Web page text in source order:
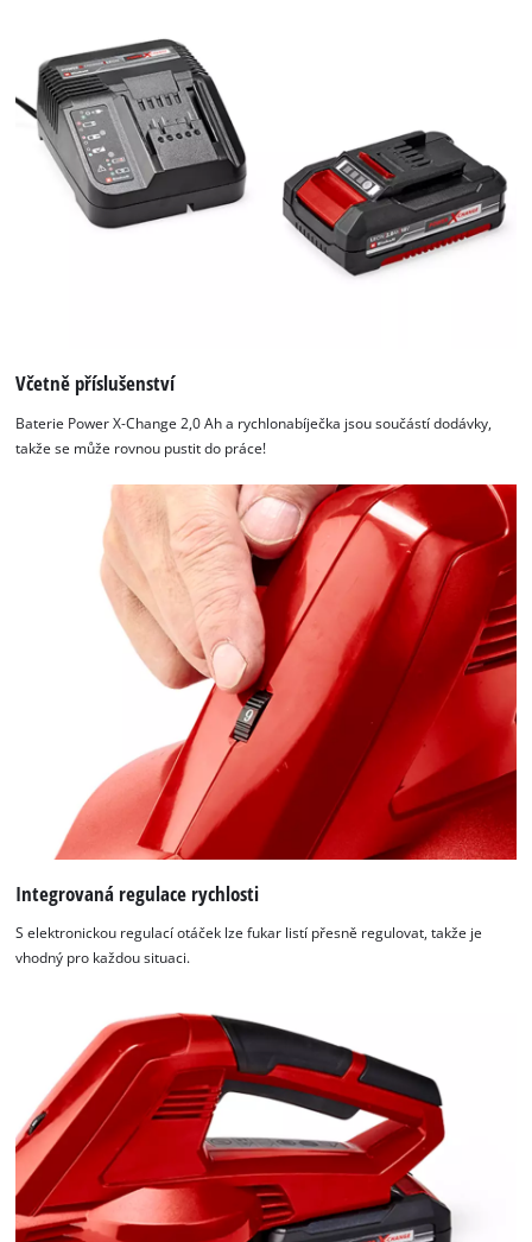
Včetně příslušenství
Baterie Power X-Change 2,0 Ah a rychlonabíječka jsou součástí dodávky,
takže se může rovnou pustit do práce!
Integrovaná regulace rychlosti
S elektronickou regulací otáček lze fukar listí přesně regulovat, takže je
vhodný pro každou situaci.